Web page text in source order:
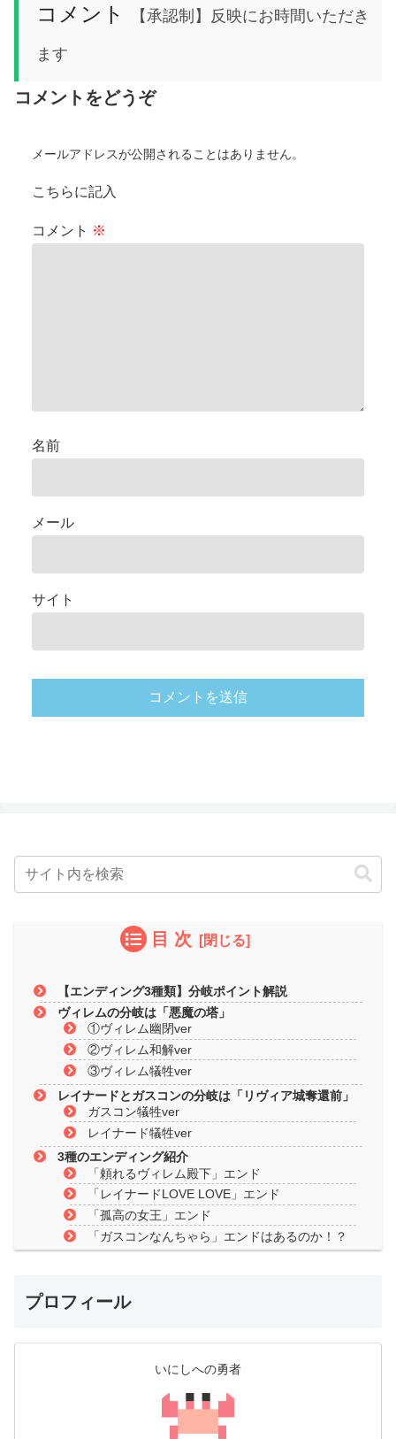
コメント
【承認制】反映にお時間いただき
ます
コメントをどうぞ
メールアドレスが公開されることはありません。
こちらに記入
コメント ※
名前
メール
サイト
目 次
【エンディング3種類】分岐ポイント解説
ヴィレムの分岐は「悪魔の塔」
①ヴィレム幽閉ver
②ヴィレム和解ver
③ヴィレム犠牲ver
レイナードとガスコンの分岐は「リヴィア城奪還前」
ガスコン犠牲ver
レイナード犠牲ver
3種のエンディング紹介
「頼れるヴィレム殿下」エンド
「レイナードLOVE LOVE」エンド
「孤高の女王」エンド
「ガスコンなんちゃら」エンドはあるのか！？
プロフィール
いにしへの勇者